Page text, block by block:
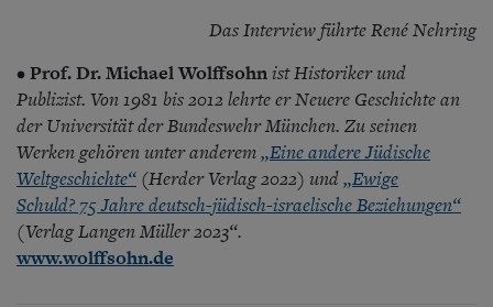
Das Interview führte René Nehring
•Prof. Dr. Michael Wolffsohnist Historiker und
Publizist. Von 1981 bis 2012 lehrte er Neuere Geschichte an
der Universität der Bundeswehr München. Zu seinen
Werken gehören unter anderem„Eine andere Jüdische
Weltgeschichte“ (Herder Verlag 2022) und„Ewige
Schuld? 75 Jahre deutsch-jüdisch-israelische Beziehungen“
(Verlag Langen Müller 2023“.
www.wolffsohn.de